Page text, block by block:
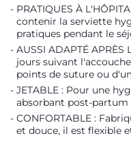
PRATIQUES À
contenir la serviette
pratiques pendant le
AUSSI ADAPTÉ APRÈS
jours suivant
points de suture ou
JETABLE : Pour une
absorbant post-partum
CONFORTABLE :
et douce, il est flexible